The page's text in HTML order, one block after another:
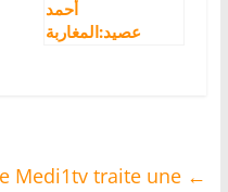
أحمد
عصيد:المغاربة
←
Medi1tv traite une